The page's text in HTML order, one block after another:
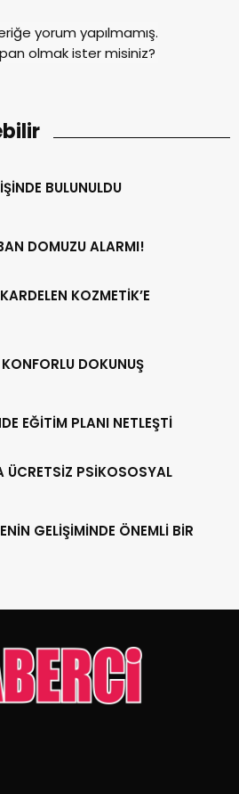
yorum yapılmamış.
olmak ister misiniz?
BULUNULDU
DOMUZU ALARMI!
KOZMETİK’E
DOKUNUŞ
EĞİTİM PLANI NETLEŞTİ
ÜCRETSİZ PSİKOSOSYAL
GELİŞİMİNDE ÖNEMLİ BİR